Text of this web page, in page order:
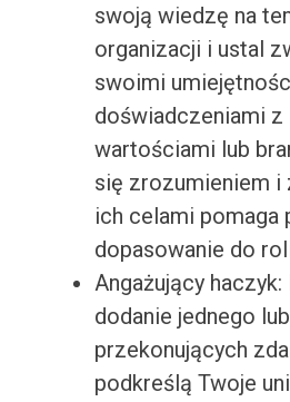
swoją wiedzę na
organizacji i ustal
swoimi
doświadczeniami z
wartościami lub
się zrozumieniem i
ich celami pomaga
dopasowanie do
Angażujący
dodanie jednego
przekonujących
podkreślą Twoje